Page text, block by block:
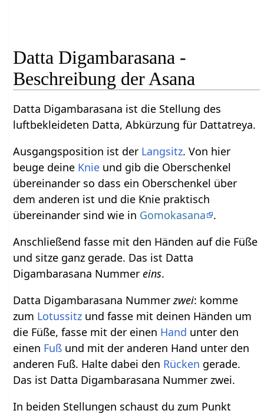
Datta Digambarasana -
Beschreibung der Asana
Datta Digambarasana ist die Stellung des
luftbekleideten Datta, Abkürzung für Dattatreya.
Ausgangsposition ist der Langsitz. Von hier
beuge deine Knie und gib die Oberschenkel
übereinander so dass ein Oberschenkel über
dem anderen ist und die Knie praktisch
übereinander sind wie in Gomokasana
.
Anschließend fasse mit den Händen auf die Füße
und sitze ganz gerade. Das ist Datta
Digambarasana Nummereins.
Datta Digambarasana Nummerzwei: komme
zum Lotussitz und fasse mit deinen Händen um
die Füße, fasse mit der einen Hand unter den
einen Fuß und mit der anderen Hand unter den
anderen Fuß. Halte dabei den Rücken gerade.
Das ist Datta Digambarasana Nummer zwei.
In beiden Stellungen schaust du zum Punkt